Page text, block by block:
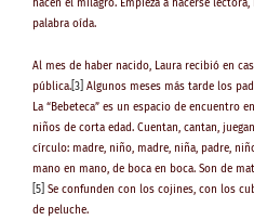
hacen el milagro. Empieza a hacerse
palabra oída.
Al mes de haber nacido, Laura recibió en
pública.[3] Algunos meses más tarde los
La “Bebeteca” es un espacio de encuentro
niños de corta edad. Cuentan, cantan,
círculo: madre, niño, madre, niña, padre,
mano en mano, de boca en boca. Son de
[5] Se confunden con los cojines, con los
de peluche.